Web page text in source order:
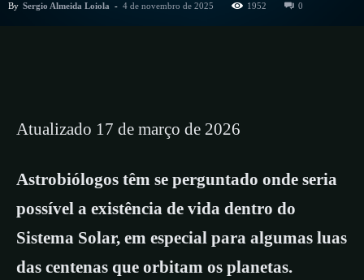
By Sergio Almeida Loiola - 4 de novembro de 2025 1952 0
Atualizado 17 de março de 2026
Astrobiólogos têm se perguntado onde seria
possível a existência de vida dentro do
Sistema Solar, em especial para algumas luas
das centenas que orbitam os planetas.